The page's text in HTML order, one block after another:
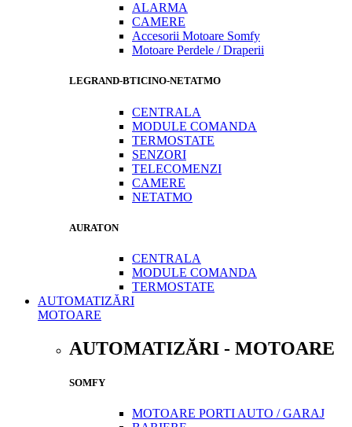
ALARMA
CAMERE
Accesorii Motoare Somfy
Motoare Perdele / Draperii
LEGRAND-BTICINO-NETATMO
CENTRALA
MODULE COMANDA
TERMOSTATE
SENZORI
TELECOMENZI
CAMERE
NETATMO
AURATON
CENTRALA
MODULE COMANDA
TERMOSTATE
AUTOMATIZĂRI
MOTOARE
AUTOMATIZĂRI - MOTOARE
SOMFY
MOTOARE PORTI AUTO / GARAJ